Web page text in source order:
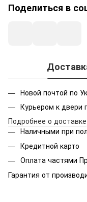
Поделиться в
Новой почтой по
Курьером к двери
Подробнее о доставке
Наличными при
Кредитной карто
Оплата частями
Гарантия от